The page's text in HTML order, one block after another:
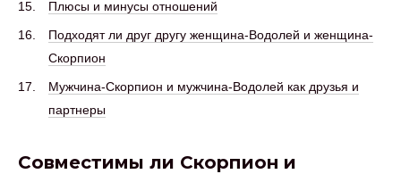
Плюсы и минусы отношений
Подходят ли друг другу женщина-Водолей и женщина-
Скорпион
Мужчина-Скорпион и мужчина-Водолей как друзья и
партнеры
Совместимы ли Скорпион и